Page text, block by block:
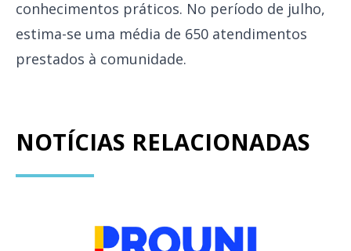
conhecimentos práticos. No período de julho,
estima-se uma média de 650 atendimentos
prestados à comunidade.
NOTÍCIAS RELACIONADAS